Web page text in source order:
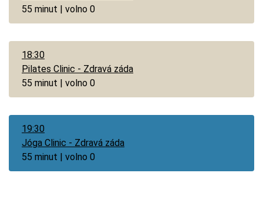
55 minut | volno 0
18:30
Pilates Clinic - Zdravá záda
55 minut | volno 0
19:30
Jóga Clinic - Zdravá záda
55 minut | volno 0